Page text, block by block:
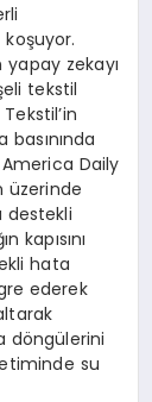
zekayı
tekstil
Daily
üzerinde
destekli
hata
ederek
döngülerini
su